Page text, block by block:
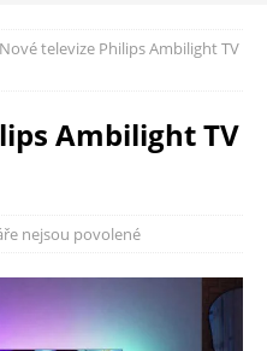
Nové televize Philips Ambilight TV
Ambilight TV
nejsou povolené